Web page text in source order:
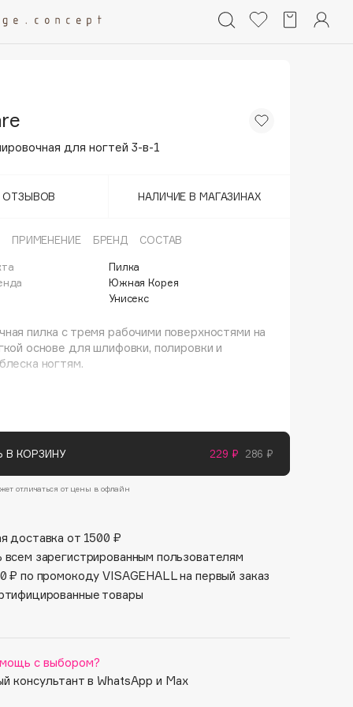
Парфюм для тебя
для ногтей 3-в-1
ОТЗЫВОВ НАЛИЧИЕ В МАГАЗИНАХ
ПРИМЕНЕНИЕ БРЕНД СОСТАВ
Пилка
Южная Корея
Унисекс
пилка с тремя рабочими поверхностями на
основе для шлифовки, полировки и
ногтям.
В КОРЗИНУ 229 ₽ 286 ₽
отличаться от цены в офлайн
доставка от 1500 ₽
всем зарегистрированным пользователям
₽ по промокоду VISAGEHALL на первый заказ
товары
с выбором?
консультант в WhatsApp и Max